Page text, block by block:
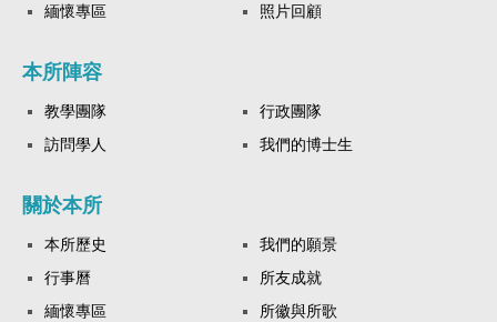
緬懷專區
照片回顧
本所陣容
教學團隊
行政團隊
訪問學人
我們的博士生
關於本所
本所歷史
我們的願景
行事曆
所友成就
緬懷專區
所徽與所歌